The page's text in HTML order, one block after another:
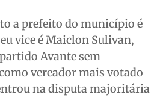
a prefeito do município é
vice é Maiclon Sulivan,
Avante sem
vereador mais votado
na disputa majoritária